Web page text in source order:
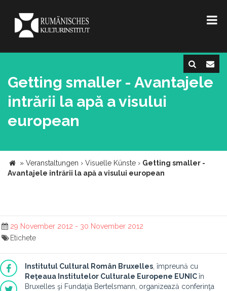
Getting smaller - Avantajele
intrării la apă a visului
european
» Veranstaltungen › Visuelle Künste › Getting smaller -
Avantajele intrării la apă a visului european
29 November 2012 - 30 November 2012
Etichete
Institutul Cultural Român Bruxelles , împreună cu
Reţeaua Institutelor Culturale Europene EUNICîn
Bruxelles şi Fundaţia Bertelsmann, organizează conferinţa